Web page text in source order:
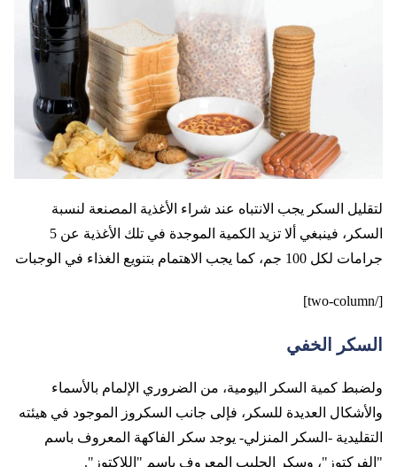
لتقليل السكر يجب الانتباه عند شراء الأغذية المصنعة لنسبة
السكر، فينبغي ألا تزيد الكمية الموجدة في تلك الأغذية عن 5
جرامات لكل 100 جم، كما يجب الاهتمام بتنويع الغذاء في الوجبات
[/two-column]
السكر الخفي
ولضبط كمية السكر اليومية، من الضروري الإلمام بالأسماء
والأشكال العديدة للسكر، فإلى جانب السكروز الموجود في هيئته
التقليدية -السكر المنزلي- يوجد سكر الفاكهة المعروف باسم
"الفركتوز"، وسكر الحليب المعروف باسم "اللاكتوز".